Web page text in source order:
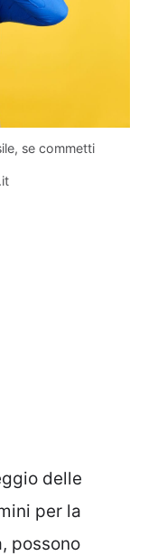
se commetti
delle
per la
possono